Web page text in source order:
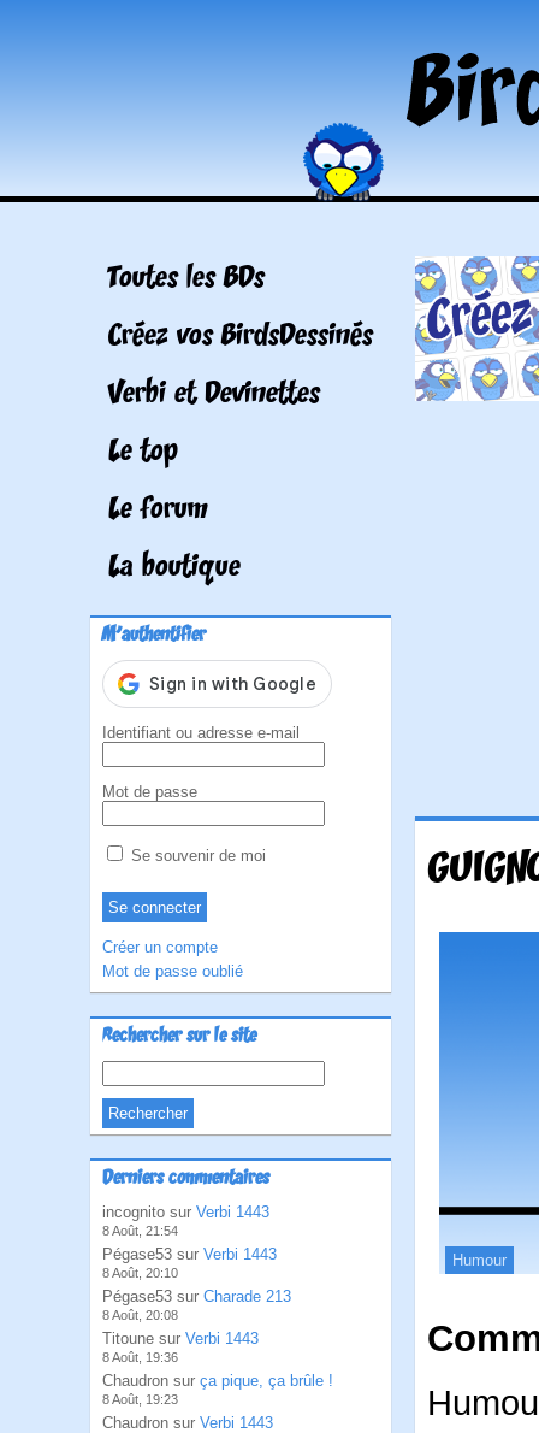
Toutes les BDs
Créez vos BirdsDessinés
Verbi et Devinettes
Le top
Le forum
La boutique
M'authentifier
Identifiant ou adresse e-mail
Mot de passe
Se souvenir de moi
Créer un compte
Mot de passe oublié
Rechercher sur le site
Derniers commentaires
incognito sur Verbi 1443
8 Août, 21:54
Pégase53 sur Verbi 1443
8 Août, 20:10
Pégase53 sur Charade 213
8 Août, 20:08
Titoune sur Verbi 1443
8 Août, 19:36
Chaudron sur ça pique, ça brûle !
8 Août, 19:23
Chaudron sur Verbi 1443
Humour